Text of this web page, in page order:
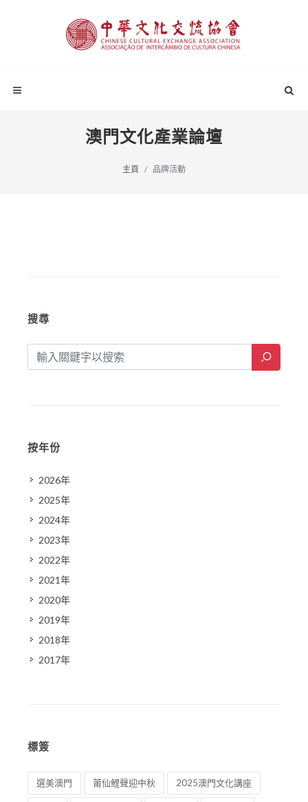
澳門文化產業論壇
主頁 品牌活動
搜尋
按年份
2026年
2025年
2024年
2023年
2022年
2021年
2020年
2019年
2018年
2017年
標簽
選美澳門 莆仙鯉聲迎中秋 2025澳門文化講座